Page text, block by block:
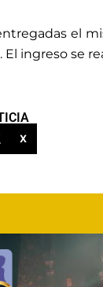
el
ingreso se
X